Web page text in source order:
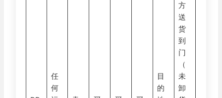
任
何
目
的
方
送
货
到
门
（
未
卸